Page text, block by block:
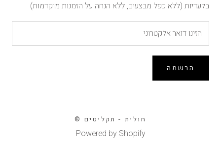
הנחה של 10% ברכישה
ראשונה
הירשמו לרשימת התפוצה וקבלו 10% הנחה לרכישה
הרשמה
בלעדיות (ללא כפל מבצעים, ללא הנחה על הזמנות מוקדמות)
הרשמה
© חולית - תקליטים
Powered by Shopify